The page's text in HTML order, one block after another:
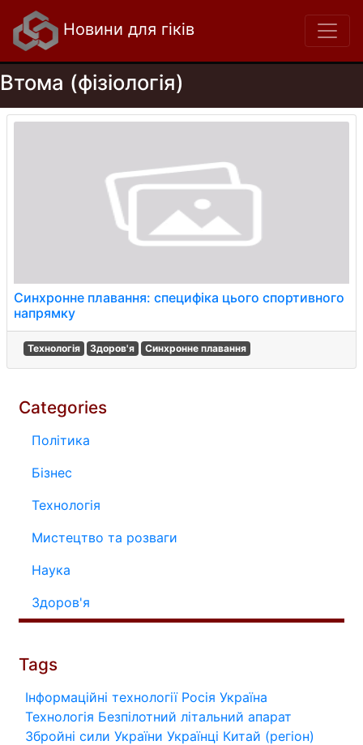
Новини для гіків
Втома (фізіологія)
Синхронне плавання: специфіка цього спортивного
напрямку
Технологія Здоров'я Синхронне плавання
Categories
Політика
Бізнес
Технологія
Мистецтво та розваги
Наука
Здоров'я
Tags
Інформаційні технології Росія Україна
Технологія Безпілотний літальний апарат
Збройні сили України Українці Китай (регіон)